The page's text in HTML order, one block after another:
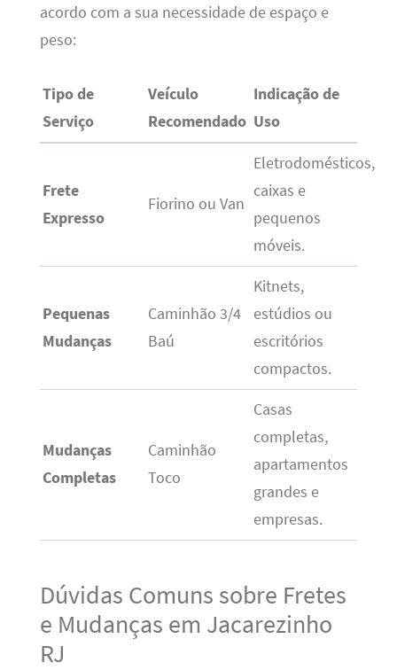
acordo com a sua necessidade de espaço e
peso:
Tipo de
Serviço
Veículo
Recomendado
Indicação de
Uso
Frete
Expresso
Fiorino ou Van
Eletrodomésticos,
caixas e
pequenos
móveis.
Pequenas
Mudanças
Caminhão 3/4
Baú
Kitnets,
estúdios ou
escritórios
compactos.
Mudanças
Completas
Caminhão
Toco
Casas
completas,
apartamentos
grandes e
empresas.
Dúvidas Comuns sobre Fretes
e Mudanças em Jacarezinho
RJ